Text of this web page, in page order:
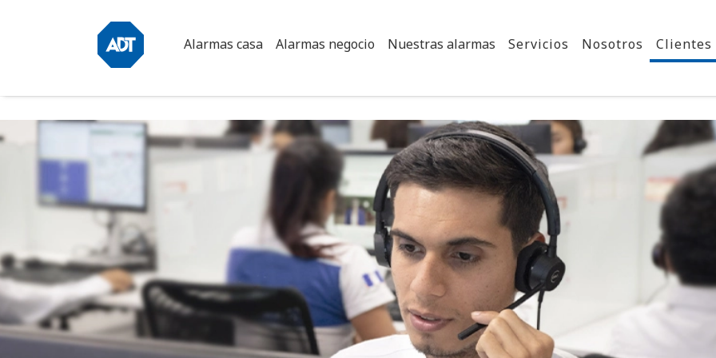
navigation
Alarmas casa Alarmas negocio Nuestras alarmas Servicios Nosotros Clientes